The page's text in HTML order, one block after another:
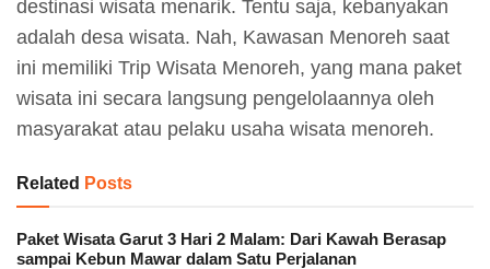
destinasi wisata menarik. Tentu saja, kebanyakan
adalah desa wisata. Nah, Kawasan Menoreh saat
ini memiliki Trip Wisata Menoreh, yang mana paket
wisata ini secara langsung pengelolaannya oleh
masyarakat atau pelaku usaha wisata menoreh.
Related Posts
Paket Wisata Garut 3 Hari 2 Malam: Dari Kawah Berasap
sampai Kebun Mawar dalam Satu Perjalanan